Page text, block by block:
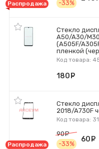
Распродажа -33%
Стекло
A50/A30/
(A505F/
пленкой
Код товара:
180
Стекло
2018/A730F
Код товара:
Распродажа
90
-33%
60